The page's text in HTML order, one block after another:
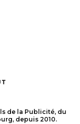
de la Publicité, du
depuis 2010.